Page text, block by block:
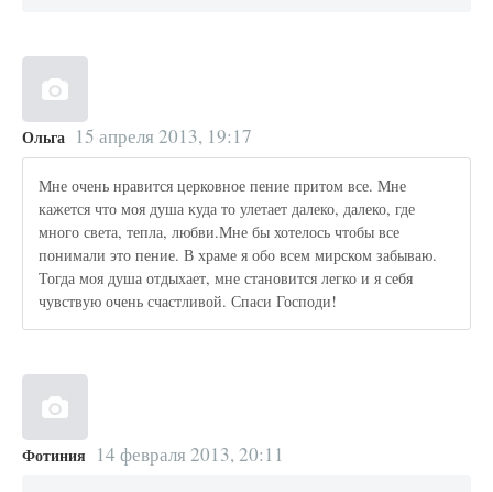
Ольга 15 апреля 2013, 19:17
Мне очень нравится церковное пение притом все. Мне
кажется что моя душа куда то улетает далеко, далеко, где
много света, тепла, любви.Мне бы хотелось чтобы все
понимали это пение. В храме я обо всем мирском забываю.
Тогда моя душа отдыхает, мне становится легко и я себя
чувствую очень счастливой. Спаси Господи!
Фотиния 14 февраля 2013, 20:11